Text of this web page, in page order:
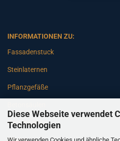
Diese Webseite verwendet
Technologien
Wir verwenden Cookies und ähnliche
INFORMATIONEN ZU:
Fassadenstuck
Steinlaternen
Pflanzgefäße
Gartenbänke